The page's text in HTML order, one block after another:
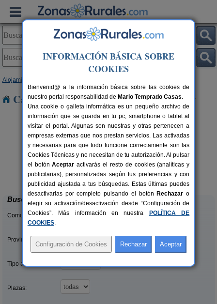
Alojamientos
Casas Rurales cerca de Alfarp
4 pers.
desde40 €
Cabaña del Lago
Anna (Valencia)
Buscar
Comunidades:
Provincias/Islas:
Tipo alquiler:
Plazas:
INFORMACIÓN BÁSICA SOBRE
COOKIES
Bienvenid@ a la información básica sobre las cookies de
nuestro portal responsabilidad de Mario Temprado Casas.
Una cookie o galleta informática es un pequeño archivo de
información que se guarda en tu pc, smartphone o tablet al
visitar el portal. Algunas son nuestras y otras pertenecen a
empresas externas que nos prestan servicios. Las activadas
y necesarias para que todo funcione correctamente son las
Cookies Técnicas y no necesitan de tu autorización. Al pulsar
el botónAceptar activarás el resto de cookies (analíticas y
publicitarias), personalizadas según tus preferencias y con
publicidad ajustada a tus búsquedas. Estas últimas puedes
desactivarlas por completo pulsando el botón Rechazar o
elegir su activación/desactivación desde “Configuración de
Cookies”. Más información en nuestra
POLÍTICA DE
COOKIES.